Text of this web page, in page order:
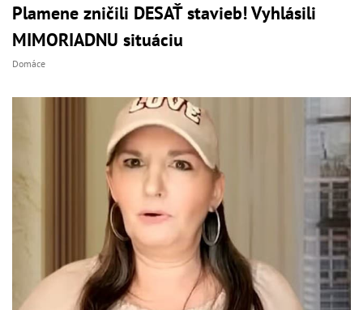
Plamene zničili DESAŤ stavieb! Vyhlásili
MIMORIADNU situáciu
Domáce